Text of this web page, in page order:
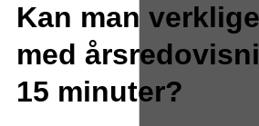
Kan man
med
15 minuter?